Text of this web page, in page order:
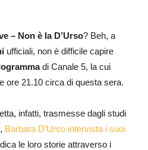
– Non è la D’Urso? Beh, a
ufficiali, non è difficile capire
di Canale 5, la cui
ore 21.10 circa di questa sera.
infatti, trasmesse dagli studi
Barbara D’Urso intervista i suoi
le loro storie attraverso i